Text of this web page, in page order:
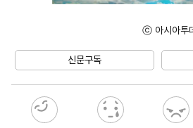
ⓒ 아시아투
신문구독